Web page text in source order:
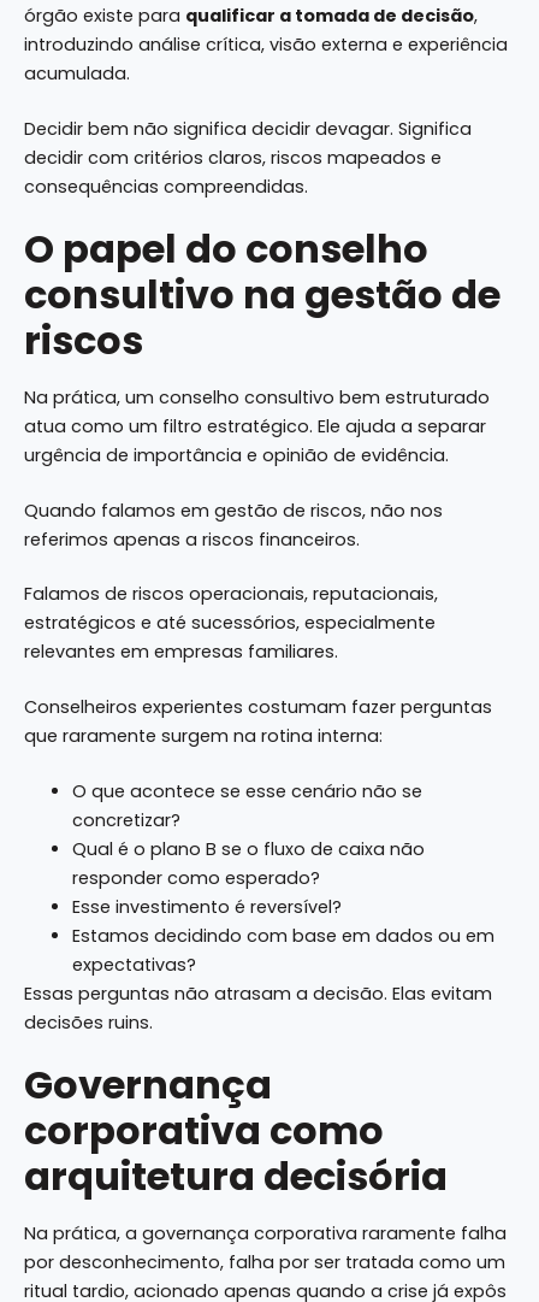
órgão existe para qualificar a tomada de decisão,
introduzindo análise crítica, visão externa e experiência
acumulada.
Decidir bem não significa decidir devagar. Significa
decidir com critérios claros, riscos mapeados e
consequências compreendidas.
O papel do conselho
consultivo na gestão de
riscos
Na prática, um conselho consultivo bem estruturado
atua como um filtro estratégico. Ele ajuda a separar
urgência de importância e opinião de evidência.
Quando falamos em gestão de riscos, não nos
referimos apenas a riscos financeiros.
Falamos de riscos operacionais, reputacionais,
estratégicos e até sucessórios, especialmente
relevantes em empresas familiares.
Conselheiros experientes costumam fazer perguntas
que raramente surgem na rotina interna:
O que acontece se esse cenário não se
concretizar?
Qual é o plano B se o fluxo de caixa não
responder como esperado?
Esse investimento é reversível?
Estamos decidindo com base em dados ou em
expectativas?
Essas perguntas não atrasam a decisão. Elas evitam
decisões ruins.
Governança
corporativa como
arquitetura decisória
Na prática, a governança corporativa raramente falha
por desconhecimento, falha por ser tratada como um
ritual tardio, acionado apenas quando a crise já expôs